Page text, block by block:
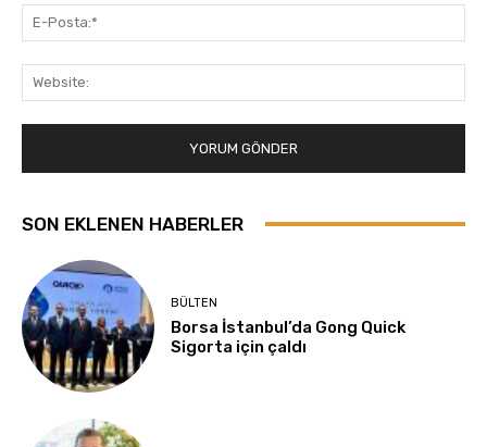
SON EKLENEN HABERLER
BÜLTEN
Borsa İstanbul’da Gong Quick
Sigorta için çaldı